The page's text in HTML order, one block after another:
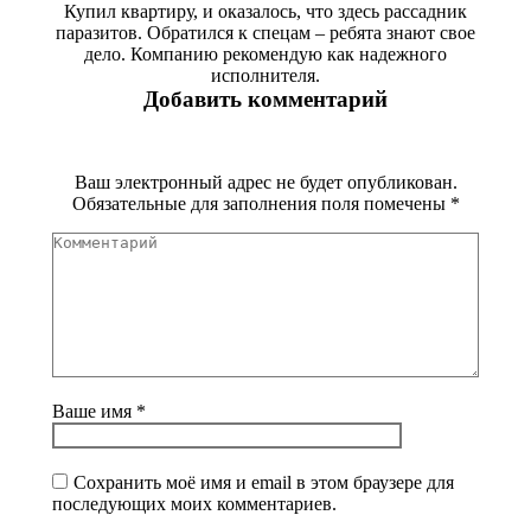
Купил квартиру, и оказалось, что здесь рассадник
паразитов. Обратился к спецам – ребята знают свое
дело. Компанию рекомендую как надежного
исполнителя.
Добавить комментарий
Ваш электронный адрес не будет опубликован.
Обязательные для заполнения поля помечены *
Комментарий
Ваше имя *
Сохранить моё имя и email в этом браузере для
последующих моих комментариев.